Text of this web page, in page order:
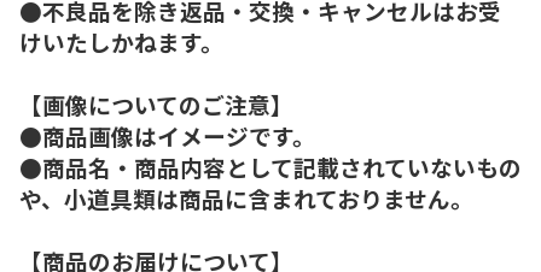
●不良品を除き返品・交換・キャンセルはお受
けいたしかねます。
【画像についてのご注意】
●商品画像はイメージです。
●商品名・商品内容として記載されていないもの
や、小道具類は商品に含まれておりません。
【商品のお届けについて】